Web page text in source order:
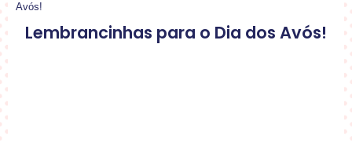
Avós!
Lembrancinhas para o Dia dos Avós!